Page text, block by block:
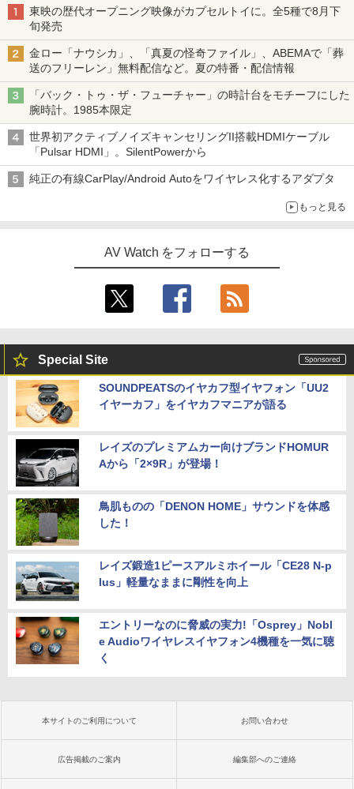
東映の歴代オープニング映像がカプセルトイに。全5種で8月下
旬発売
金ロー「ナウシカ」、「真夏の怪奇ファイル」、ABEMAで「葬
送のフリーレン」無料配信など。夏の特番・配信情報
「バック・トゥ・ザ・フューチャー」の時計台をモチーフにした
腕時計。1985本限定
世界初アクティブノイズキャンセリングII搭載HDMIケーブル
「Pulsar HDMI」。SilentPowerから
純正の有線CarPlay/Android Autoをワイヤレス化するアダプタ
もっと見る
AV Watch をフォローする
Special Site
SOUNDPEATSのイヤカフ型イヤフォン「UU2
イヤーカフ」をイヤカフマニアが語る
レイズのプレミアムカー向けブランドHOMUR
Aから「2×9R」が登場！
鳥肌ものの「DENON HOME」サウンドを体感
した！
レイズ鍛造1ピースアルミホイール「CE28 N-p
lus」軽量なままに剛性を向上
エントリーなのに脅威の実力!「Osprey」Nobl
e Audioワイヤレスイヤフォン4機種を一気に聴
く
本サイトのご利用について お問い合わせ
広告掲載のご案内 編集部へのご連絡